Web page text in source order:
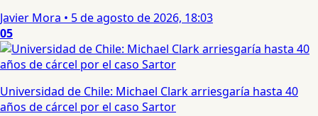
Javier Mora • 5 de agosto de 2026, 18:03
05
Universidad de Chile: Michael Clark arriesgaría hasta 40
años de cárcel por el caso Sartor